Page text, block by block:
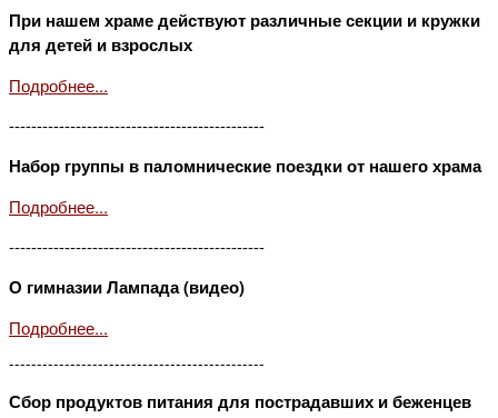
При нашем храме действуют различные секции и кружки
для детей и взрослых
Подробнее...
----------------------------------------------
Набор группы в паломнические поездки от нашего храма
Подробнее...
----------------------------------------------
О гимназии Лампада (видео)
Подробнее...
----------------------------------------------
Сбор продуктов питания для пострадавших и беженцев